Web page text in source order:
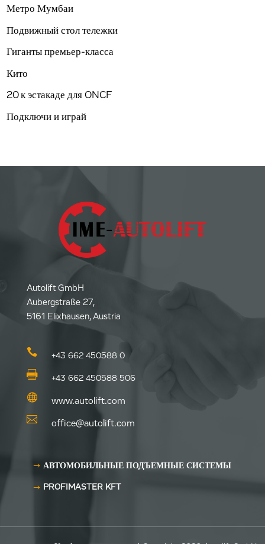
Метро Мумбаи
Подвижный стол тележки
Гиганты премьер-класса
Кито
20 к эстакаде для ONCF
Подключи и играй
Autolift GmbH
Aubergstraße 27,
5161 Elixhausen, Austria
 +43 662 450588 0
 +43 662 450588 506
 www.autolift.com
 office@autolift.com
АВТОМОБИЛЬНЫЕ ПОДЪЕМНЫЕ СИСТЕМЫ
PROFIMASTER KFT